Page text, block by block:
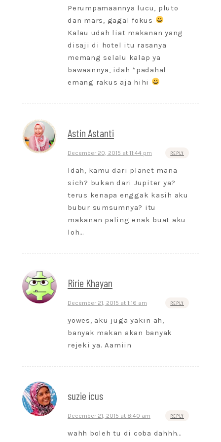
Perumpamaannya lucu, pluto
dan mars, gagal fokus
Kalau udah liat makanan yang
disaji di hotel itu rasanya
memang selalu kalap ya
bawaannya, idah *padahal
emang rakus aja hihi
Astin Astanti
December 20, 2015 at 11:44 pm REPLY
Idah, kamu dari planet mana
sich? bukan dari Jupiter ya?
terus kenapa enggak kasih aku
bubur sumsumnya? itu
makanan paling enak buat aku
loh…
Ririe Khayan
December 21, 2015 at 1:16 am REPLY
yowes, aku juga yakin ah,
banyak makan akan banyak
rejeki ya. Aamiin
suzie icus
December 21, 2015 at 8:40 am REPLY
wahh boleh tu di coba dahhh…